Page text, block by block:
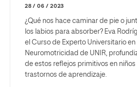
28 / 06 / 2023
¿Qué nos hace caminar de pie o
los labios para absorber? Eva
el Curso de Experto Universitario
Neuromotricidad de UNIR,
de estos reflejos primitivos en
trastornos de aprendizaje.